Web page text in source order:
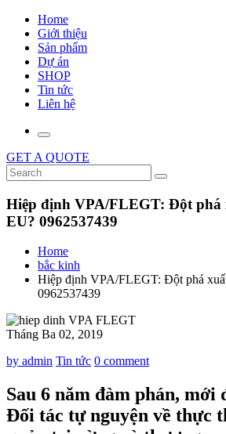
Home
Giới thiệu
Sản phẩm
Dự án
SHOP
Tin tức
Liên hệ
GET A QUOTE
Hiệp định VPA/FLEGT: Đột phá
EU? 0962537439
Home
bắc kinh
Hiệp định VPA/FLEGT: Đột phá
0962537439
Tháng Ba 02, 2019
by admin Tin tức 0 comment
Sau 6 năm đàm phán, mới
Đối tác tự nguyện về thực